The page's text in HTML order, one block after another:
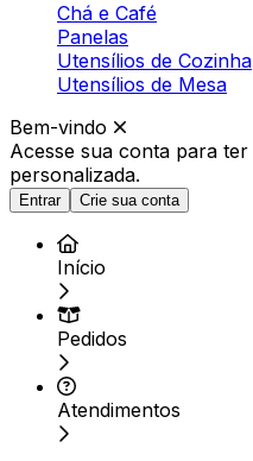
Chá e Café
Panelas
Utensílios de Cozinha
Utensílios de Mesa
Bem-vindo
Acesse sua conta para ter
personalizada.
Entrar Crie sua conta
Início
Pedidos
Atendimentos